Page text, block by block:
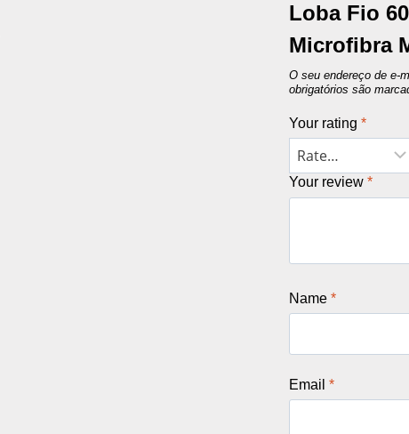
Loba Fio
Microfibra
O seu endereço de e-
obrigatórios são
Your rating *
Your review *
Name *
Email *